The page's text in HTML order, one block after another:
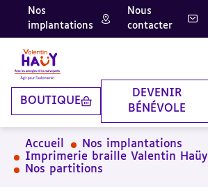
Aller
contenu
principal
Aller
pied
de
page
Aller
la
recherche
Nos
implantations
Nous
contacter
BOUTIQUE
DEVENIR
BÉNÉVOLE
Accueil
Nos implantations
Imprimerie braille Valentin Haüy
Nos partitions